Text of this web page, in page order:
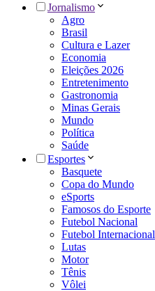
Jornalismo
Agro
Brasil
Cultura e Lazer
Economia
Eleições 2026
Entretenimento
Gastronomia
Minas Gerais
Mundo
Política
Saúde
Esportes
Basquete
Copa do Mundo
eSports
Famosos do Esporte
Futebol Nacional
Futebol Internacional
Lutas
Motor
Tênis
Vôlei